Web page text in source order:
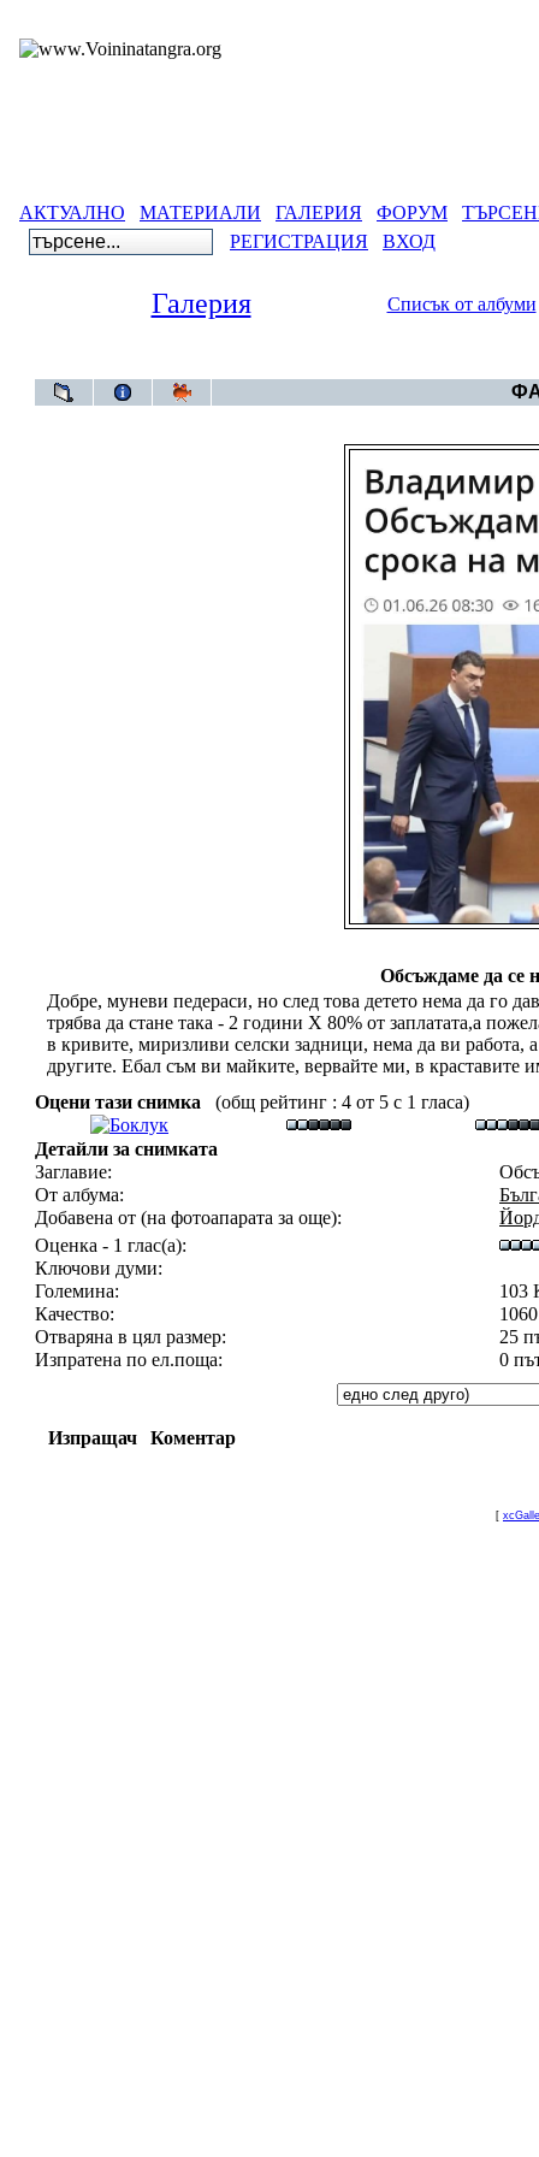
АКТУАЛНО МАТЕРИАЛИ ГАЛЕРИЯ ФОРУМ
РЕГИСТРАЦИЯ
ВХОД
Галерия Списък от албуми
Обсъждаме да се
Добре, муневи педераси, но след това детето нема да го
трябва да стане така - 2 години Х 80% от заплатата,а
в кривите, миризливи селски задници, нема да ви работа,
другите. Ебал съм ви майките, вервайте ми, в краставите
Оцени тази снимка
(общ рейтинг : 4 от 5 с 1 гласа)
Детайли за снимката
Заглавие:
От албума:
Добавена от (на фотоапарата за още):
Оценка - 1 глас(а):
Ключови думи:
Големина:
103
Качество:
Отваряна в цял размер:
25
Изпратена по ел.поща:
0
Изпращач Коментар
[